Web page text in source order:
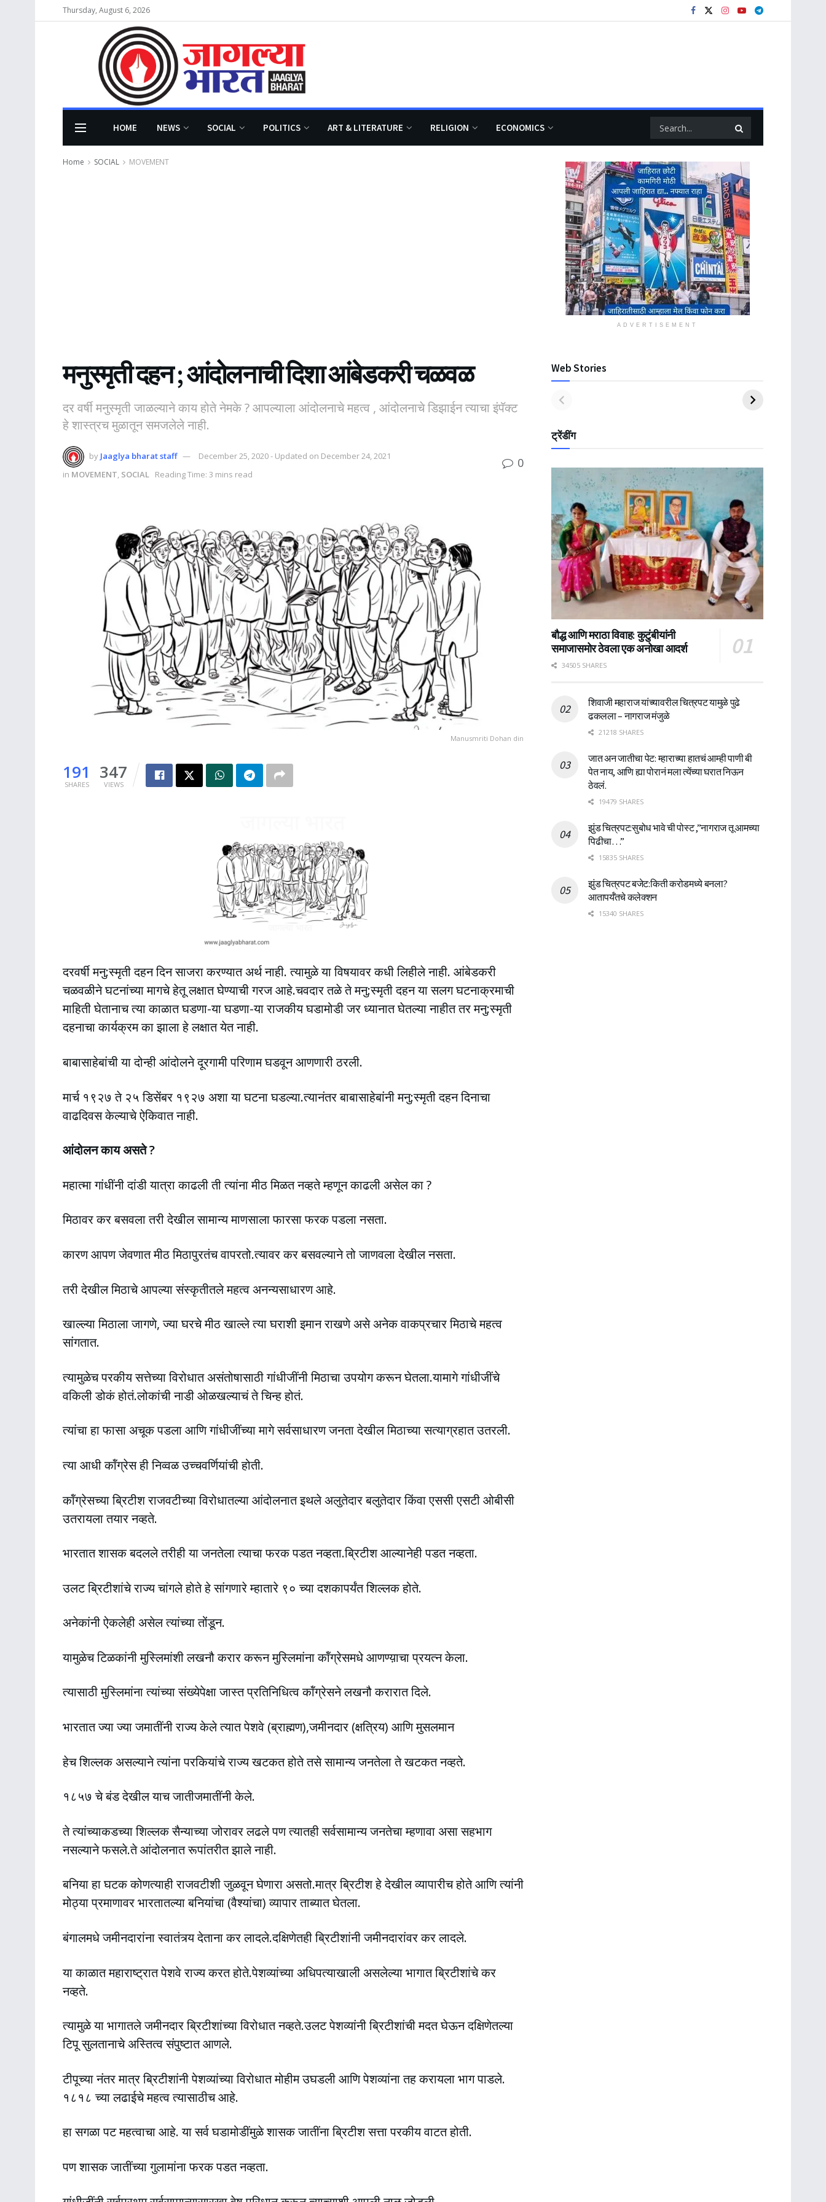
Thursday, August 6, 2026
HOME NEWS SOCIAL POLITICS ART & LITERATURE RELIGION ECONOMICS
Home SOCIAL MOVEMENT
मनुस्मृती दहन ; आंदोलनाची दिशा आंबेडकरी चळवळ
दर वर्षी मनुस्मृती जाळल्याने काय होते नेमके ? आपल्याला आंदोलनाचे महत्व , आंदोलनाचे डिझाईन त्याचा इंपॅक्ट
हे शास्त्रच मुळातून समजलेले नाही.
by Jaaglya bharat staff
December 25, 2020 - Updated on December 24, 2021
in MOVEMENT, SOCIAL Reading Time: 3 mins read
0
Manusmriti Dohan din
191
SHARES
347
VIEWS
दरवर्षी मनु:स्मृती दहन दिन साजरा करण्यात अर्थ नाही. त्यामुळे या विषयावर कधी लिहीले नाही. आंबेडकरी
चळवळीने घटनांच्या मागचे हेतू लक्षात घेण्याची गरज आहे.चवदार तळे ते मनु:स्मृती दहन या सलग घटनाक्रमाची
माहिती घेतानाच त्या काळात घडणा-या घडणा-या राजकीय घडामोडी जर ध्यानात घेतल्या नाहीत तर मनु:स्मृती
दहनाचा कार्यक्रम का झाला हे लक्षात येत नाही.
बाबासाहेबांची या दोन्ही आंदोलने दूरगामी परिणाम घडवून आणणारी ठरली.
मार्च १९२७ ते २५ डिसेंबर १९२७ अशा या घटना घडल्या.त्यानंतर बाबासाहेबांनी मनु:स्मृती दहन दिनाचा
वाढदिवस केल्याचे ऐकिवात नाही.
आंदोलन काय असते ?
महात्मा गांधींनी दांडी यात्रा काढली ती त्यांना मीठ मिळत नव्हते म्हणून काढली असेल का ?
मिठावर कर बसवला तरी देखील सामान्य माणसाला फारसा फरक पडला नसता.
कारण आपण जेवणात मीठ मिठापुरतंच वापरतो.त्यावर कर बसवल्याने तो जाणवला देखील नसता.
तरी देखील मिठाचे आपल्या संस्कृतीतले महत्व अनन्यसाधारण आहे.
खाल्ल्या मिठाला जागणे, ज्या घरचे मीठ खाल्ले त्या घराशी इमान राखणे असे अनेक वाकप्रचार मिठाचे महत्व
सांगतात.
त्यामुळेच परकीय सत्तेच्या विरोधात असंतोषासाठी गांधीजींनी मिठाचा उपयोग करून घेतला.यामागे गांधीजींचे
वकिली डोकं होतं.लोकांची नाडी ओळखल्याचं ते चिन्ह होतं.
त्यांचा हा फासा अचूक पडला आणि गांधीजींच्या मागे सर्वसाधारण जनता देखील मिठाच्या सत्याग्रहात उतरली.
त्या आधी कॉंग्रेस ही निव्वळ उच्चवर्णियांची होती.
कॉंग्रेसच्या ब्रिटीश राजवटीच्या विरोधातल्या आंदोलनात इथले अलुतेदार बलुतेदार किंवा एससी एसटी ओबीसी
उतरायला तयार नव्हते.
भारतात शासक बदलले तरीही या जनतेला त्याचा फरक पडत नव्हता.ब्रिटीश आल्यानेही पडत नव्हता.
उलट ब्रिटीशांचे राज्य चांगले होते हे सांगणारे म्हातारे ९० च्या दशकापर्यंत शिल्लक होते.
अनेकांनी ऐकलेही असेल त्यांच्या तोंडून.
यामुळेच टिळकांनी मुस्लिमांशी लखनौ करार करून मुस्लिमांना कॉंग्रेसमधे आणण्य़ाचा प्रयत्न केला.
त्यासाठी मुस्लिमांना त्यांच्या संख्येपेक्षा जास्त प्रतिनिधित्व कॉंग्रेसने लखनौ करारात दिले.
भारतात ज्या ज्या जमातींनी राज्य केले त्यात पेशवे (ब्राह्मण),जमीनदार (क्षत्रिय) आणि मुसलमान
हेच शिल्लक असल्याने त्यांना परकियांचे राज्य खटकत होते तसे सामान्य जनतेला ते खटकत नव्हते.
१८५७ चे बंड देखील याच जातीजमातींनी केले.
ते त्यांच्याकडच्या शिल्लक सैन्याच्या जोरावर लढले पण त्यातही सर्वसामान्य जनतेचा म्हणावा असा सहभाग
नसल्याने फसले.ते आंदोलनात रूपांतरीत झाले नाही.
बनिया हा घटक कोणत्याही राजवटीशी जुळवून घेणारा असतो.मात्र ब्रिटीश हे देखील व्यापारीच होते आणि त्यांनी
मोठ्या प्रमाणावर भारतातल्या बनियांचा (वैश्यांचा) व्यापार ताब्यात घेतला.
बंगालमधे जमीनदारांना स्वातंत्र्य देताना कर लादले.दक्षिणेतही ब्रिटीशांनी जमीनदारांवर कर लादले.
या काळात महाराष्ट्रात पेशवे राज्य करत होते.पेशव्यांच्या अधिपत्याखाली असलेल्या भागात ब्रिटीशांचे कर
नव्हते.
त्यामुळे या भागातले जमीनदार ब्रिटीशांच्या विरोधात नव्हते.उलट पेशव्यांनी ब्रिटीशांची मदत घेऊन दक्षिणेतल्या
टिपू सुलतानाचे अस्तित्व संपुष्टात आणले.
टीपूच्या नंतर मात्र ब्रिटीशांनी पेशव्यांच्या विरोधात मोहीम उघडली आणि पेशव्यांना तह करायला भाग पाडले.
१८१८ च्या लढाईचे महत्व त्यासाठीच आहे.
हा सगळा पट महत्वाचा आहे. या सर्व घडामोडींमुळे शासक जातींना ब्रिटीश सत्ता परकीय वाटत होती.
पण शासक जातींच्या गुलामांना फरक पडत नव्हता.
ADVERTISEMENT
Web Stories
ट्रेंडींग
बौद्ध आणि मराठा विवाह: कुटुंबीयांनी
समाजासमोर ठेवला एक अनोखा आदर्श
34505 SHARES
शिवाजी महाराज यांच्यावरील चित्रपट यामुळे पुढे
ढकलला – नागराज मंजुळे
21218 SHARES
जात अन जातीचा पेट: म्हाराच्या हातचं आम्ही पाणी बी
पेत नाय, आणि ह्या पोरानं मला त्येंच्या घरात निऊन
ठेवलं.
19479 SHARES
झुंड चित्रपट:सुबोध भावे ची पोस्ट ,”नागराज तू आमच्या
पिढीचा…”
15835 SHARES
झुंड चित्रपट बजेट:किती करोडमध्ये बनला?
आतापर्यँतचे कलेक्शन
15340 SHARES